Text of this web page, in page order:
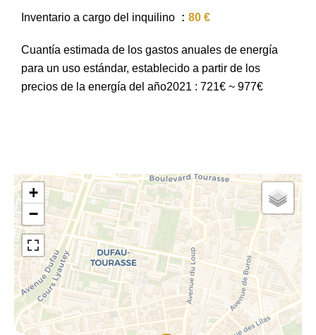
Inventario a cargo del inquilino 80 €
Cuantía estimada de los gastos anuales de energía
para un uso estándar, establecido a partir de los
precios de la energía del año2021 : 721€ ~ 977€
+
−